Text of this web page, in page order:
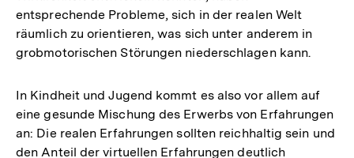
entsprechende Probleme, sich in der realen Welt
räumlich zu orientieren, was sich unter anderem in
grobmotorischen Störungen niederschlagen kann.
In Kindheit und Jugend kommt es also vor allem auf
eine gesunde Mischung des Erwerbs von Erfahrungen
an: Die realen Erfahrungen sollten reichhaltig sein und
den Anteil der virtuellen Erfahrungen deutlich